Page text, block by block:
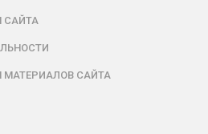
САЙТА
МАТЕРИАЛОВ САЙТА